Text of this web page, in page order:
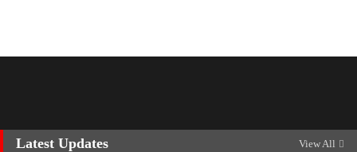
Latest Updates View All